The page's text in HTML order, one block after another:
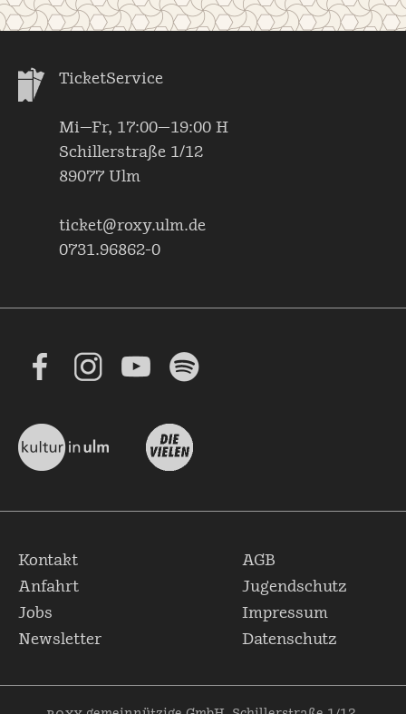
TicketService
Mi—Fr, 17:00—19:00 H
Schillerstraße 1/12
89077 Ulm
ticket@roxy.ulm.de
0731.96862-0
Kontakt
Anfahrt
Jobs
Newsletter
AGB
Jugendschutz
Impressum
Datenschutz